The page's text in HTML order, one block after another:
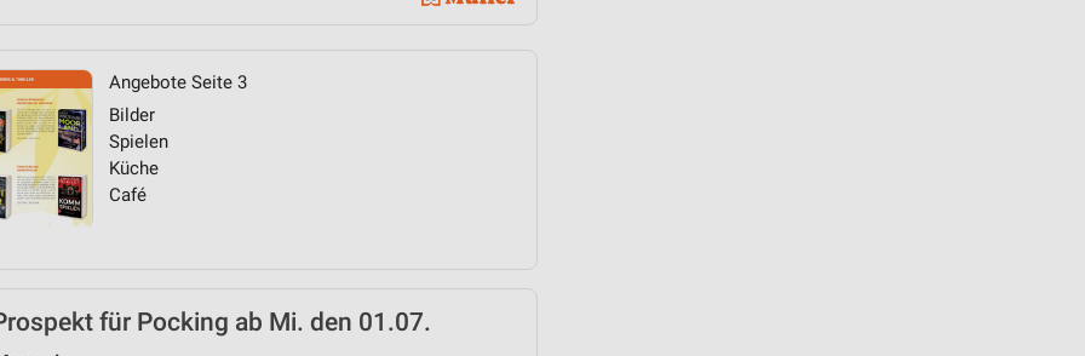
Angebote Seite 3
Bilder
Spielen
Küche
Café
für Pocking ab Mi. den 01.07.
Daten aus verschiedenen